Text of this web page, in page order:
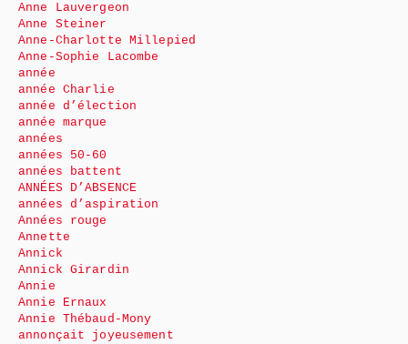
Anne Lauvergeon
Anne Steiner
Anne-Charlotte Millepied
Anne-Sophie Lacombe
année
année Charlie
année d’élection
année marque
années
années 50-60
années battent
ANNÉES D’ABSENCE
années d’aspiration
Années rouge
Annette
Annick
Annick Girardin
Annie
Annie Ernaux
Annie Thébaud-Mony
annonçait joyeusement